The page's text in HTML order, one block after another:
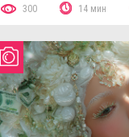
300 14 мин